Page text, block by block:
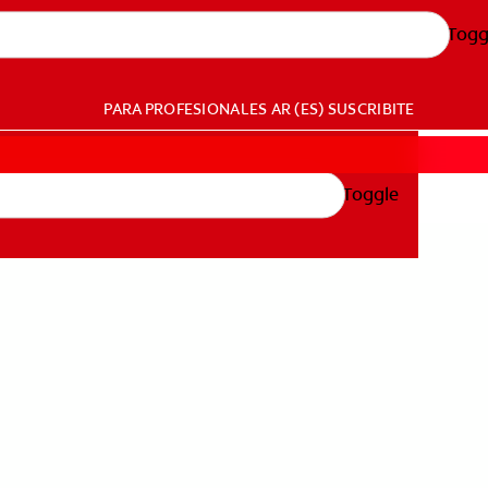
PARA PROFESIONALES AR (ES) SUSCRIBITE
Toggle